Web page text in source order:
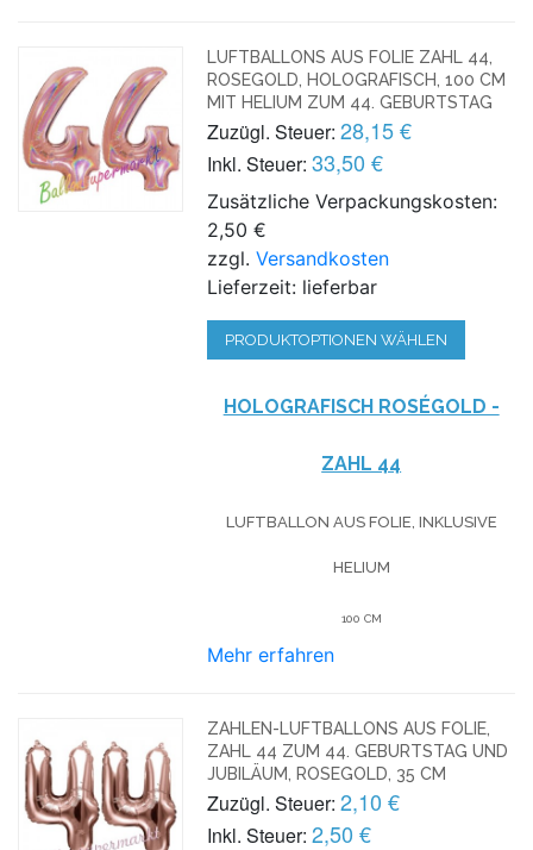
LUFTBALLONS AUS FOLIE ZAHL 44,
ROSEGOLD, HOLOGRAFISCH, 100 CM
MIT HELIUM ZUM 44. GEBURTSTAG
Zuzügl. Steuer: 28,15 €
Inkl. Steuer: 33,50 €
Zusätzliche Verpackungskosten:
2,50 €
zzgl.Versandkosten
Lieferzeit: lieferbar
PRODUKTOPTIONEN WÄHLEN
HOLOGRAFISCH ROSÉGOLD -
ZAHL 44
LUFTBALLON AUS FOLIE, INKLUSIVE
HELIUM
100 CM
Mehr erfahren
ZAHLEN-LUFTBALLONS AUS FOLIE,
ZAHL 44 ZUM 44. GEBURTSTAG UND
JUBILÄUM, ROSEGOLD, 35 CM
Zuzügl. Steuer: 2,10 €
Inkl. Steuer: 2,50 €